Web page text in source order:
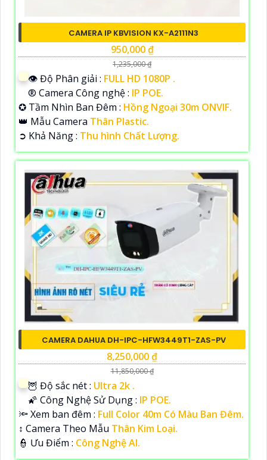
CAMERA IP KBVISION KX-A2111N3
950,000 ₫
1,235,000 ₫
👁 Độ Phân giải : FULL HD 1080P .
®️ Camera Công nghệ : IP POE.
✪ Tầm Nhìn Ban Đêm : Hồng Ngoại 30m ONVIF.
👑 Mẫu Camera Thân Plastic.
️➲ Khả Năng : Thu hình Chất Lượng.
CAMERA DAHUA DH-IPC-HFW3449T1-ZAS-PV
8,250,000 ₫
11,850,000 ₫
🦉 Độ sắc nét : Ultra 2k .
🌠 Công Nghệ Sử Dụng : IP POE.
🔦 Xem ban đêm : Full Color 40m Có Màu Ban Đêm.
↕️ Camera Theo Mẫu Thân Kim Loại.
️👮 Ưu Điểm : Công Nghệ AI.